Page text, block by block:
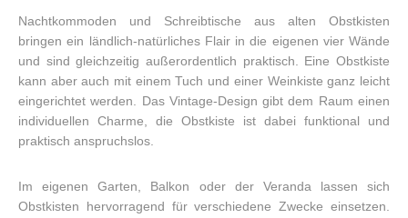
Nachtkommoden und Schreibtische aus alten Obstkisten
bringen ein ländlich-natürliches Flair in die eigenen vier Wände
und sind gleichzeitig außerordentlich praktisch. Eine Obstkiste
kann aber auch mit einem Tuch und einer Weinkiste ganz leicht
eingerichtet werden. Das Vintage-Design gibt dem Raum einen
individuellen Charme, die Obstkiste ist dabei funktional und
praktisch anspruchslos.
Im eigenen Garten, Balkon oder der Veranda lassen sich
Obstkisten hervorragend für verschiedene Zwecke einsetzen.